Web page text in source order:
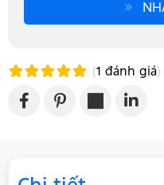
(1 đánh giá)